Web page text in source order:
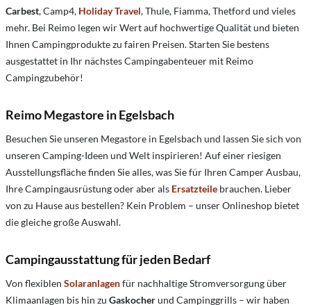
Carbest, Camp4, Holiday Travel, Thule, Fiamma, Thetford und vieles
mehr. Bei Reimo legen wir Wert auf hochwertige Qualität und bieten
Ihnen Campingprodukte zu fairen Preisen. Starten Sie bestens
ausgestattet in Ihr nächstes Campingabenteuer mit Reimo
Campingzubehör!
Reimo Megastore in Egelsbach
Besuchen Sie unseren Megastore in Egelsbach und lassen Sie sich von
unseren Camping-Ideen und Welt inspirieren! Auf einer riesigen
Ausstellungsfläche finden Sie alles, was Sie für Ihren Camper Ausbau,
Ihre Campingausrüstung oder aber als Ersatzteile brauchen. Lieber
von zu Hause aus bestellen? Kein Problem – unser Onlineshop bietet
die gleiche große Auswahl.
Campingausstattung für jeden Bedarf
Von flexiblen Solaranlagenfür nachhaltige Stromversorgung über
Klimaanlagen bis hin zu Gaskocherund Campinggrills – wir haben